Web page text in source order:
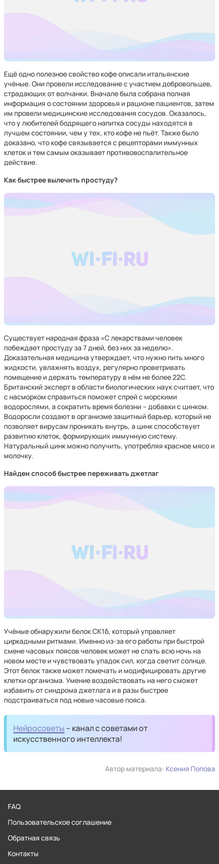
Ещё одно полезное свойство кофе описали итальянские
учёные. Они провели исследование с участием добровольцев,
страдающих от волчанки. Вначале была собрана полная
информация о состоянии здоровья и рационе пациентов, затем
им провели медицинские исследования сосудов. Оказалось,
что у любителей бодрящего напитка сосуды находятся в
лучшем состоянии, чем у тех, кто кофе не пьёт. Также было
доказано, что кофе связывается с рецепторами иммунных
клеток и тем самым оказывает противовоспалительное
действие.
Как быстрее вылечить простуду?
Существует народная фраза «С лекарствами человек
побеждает простуду за 7 дней, без них за неделю».
Доказательная медицина утверждает, что нужно пить много
жидкости, увлажнять воздух, регулярно проветривать
помещение и держать температуру в нём не более 22С.
Британский эксперт в области биологических наук считает, что
с насморком справиться поможет спрей с морскими
водорослями, а сократить время болезни – добавки с цинком.
Водоросли создают в организме защитный барьер, который не
позволяет вирусам проникать внутрь, а цинк способствует
развитию клеток, формирующих иммунную систему.
Натуральный цинк можно получить, употребляя красное мясо и
молочку.
Найден способ быстрее переживать джетлаг
Учёные обнаружили белок CK1δ, который управляет
циркадными ритмами. Именно из-за его работы при быстрой
смене часовых поясов человек может не спать всю ночь на
новом месте и чувствовать упадок сил, когда светит солнце.
Этот белок также может помечать и модифицировать другие
клетки организма. Умение воздействовать на него сможет
избавить от синдрома джетлага и в разы быстрее
подстраиваться под новые часовые пояса.
Нейросоветы – канал с советами от
искусственного интеллекта!
Автор материала: Ксения Попова
FAQ
Пользовательское соглашение
Обратная связь
Контакты